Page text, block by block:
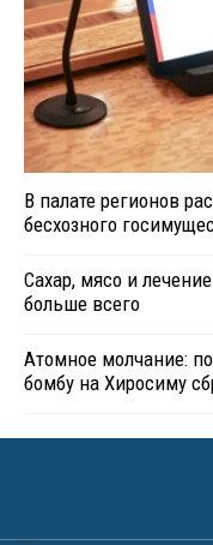
В палате регионов
бесхозного
Сахар, мясо и
больше всего
Атомное молчание:
бомбу на Хиросиму